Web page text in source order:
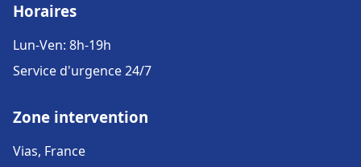
Horaires
Lun-Ven: 8h-19h
Service d'urgence 24/7
Zone intervention
Vias, France